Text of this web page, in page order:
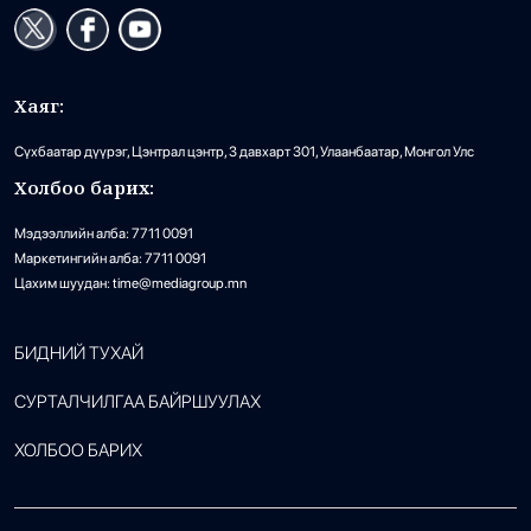
Хаяг:
Сүхбаатар дүүрэг, Цэнтрал цэнтр, 3 давхарт 301, Улаанбаатар, Монгол Улс
Холбоо барих:
Мэдээллийн алба: 7711 0091
Маркетингийн алба: 7711 0091
Цахим шуудан: time@mediagroup.mn
БИДНИЙ ТУХАЙ
СУРТАЛЧИЛГАА БАЙРШУУЛАХ
ХОЛБОО БАРИХ